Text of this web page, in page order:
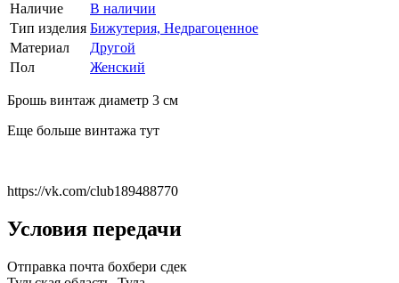
Наличие
В наличии
Тип изделия Бижутерия, Недрагоценное
Материал
Другой
Пол
Женский
Брошь винтаж диаметр 3 см
Еще больше винтажа тут
https://vk.com/club189488770
Условия передачи
Отправка почта бохбери сдек